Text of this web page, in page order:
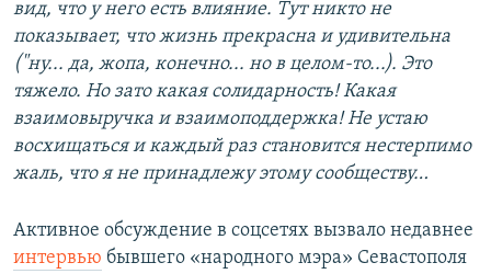
вид, что у него есть влияние. Тут никто не
показывает, что жизнь прекрасна и удивительна
("ну... да, жопа, конечно... но в целом-то...). Это
тяжело. Но зато какая солидарность! Какая
взаимовыручка и взаимоподдержка! Не устаю
восхищаться и каждый раз становится нестерпимо
жаль, что я не принадлежу этому сообществу…
Активное обсуждение в соцсетях вызвало недавнее
интервью бывшего «народного мэра» Севастополя